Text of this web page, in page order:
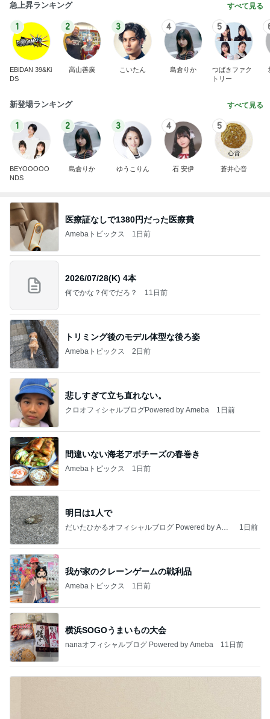
急上昇ランキング すべて見る
1
EBiDAN 39&Ki
DS
2
高山善廣
3
こいたん
4
島倉りか
5
つばきファク
トリー
新登場ランキング すべて見る
1
BEYOOOOO
NDS
2
島倉りか
3
ゆうこりん
4
石 安伊
5
蒼井心音
医療証なしで1380円だった医療費
Amebaトピックス 1日前
2026/07/28(K) 4本
何でかな？何でだろ？ 11日前
トリミング後のモデル体型な後ろ姿
Amebaトピックス 2日前
悲しすぎて立ち直れない。
クロオフィシャルブログPowered by Ameba 1日前
間違いない海老アボチーズの春巻き
Amebaトピックス 1日前
明日は1人で
だいたひかるオフィシャルブログ Powered by Ame
1日前
我が家のクレーンゲームの戦利品
Amebaトピックス 1日前
横浜SOGOうまいもの大会
nanaオフィシャルブログ Powered by Ameba 11日前